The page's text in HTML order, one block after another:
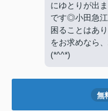
にゆとりが出
です◎小田急
困ることはあ
をお求めなら
(*^^*)
無